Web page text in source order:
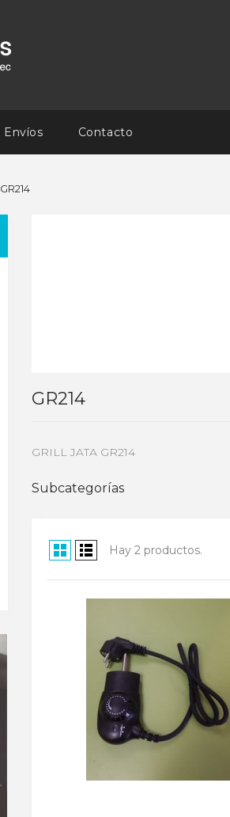
Envíos Contacto
GR214
GR214
GRILL JATA GR214
Subcategorías
Hay 2 productos.